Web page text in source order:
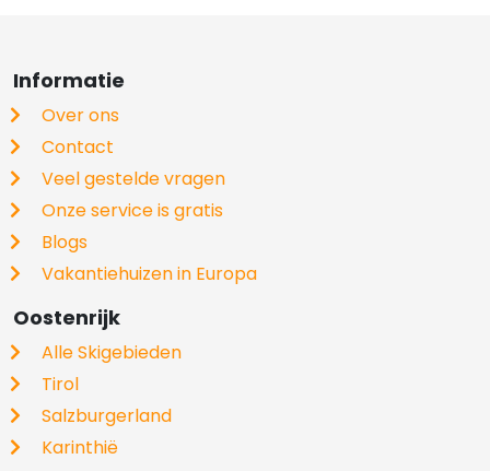
Informatie
Over ons
Contact
Veel gestelde vragen
Onze service is gratis
Blogs
Vakantiehuizen in Europa
Oostenrijk
Alle Skigebieden
Tirol
Salzburgerland
Karinthië